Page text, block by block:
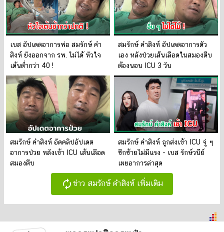
เบส อัปเดตอาการพ่อ สมรักษ์ คำ
สิงห์ ยังออกจาก รพ. ไม่ได้ หัวใจ
เต้นต่ำกว่า 40 !
สมรักษ์ คำสิงห์ อัปเดตอาการตัว
เอง หลังป่วยเส้นเลือดในสมองตีบ
ต้องนอน ICU 3 วัน
สมรักษ์ คำสิงห์ อัดคลิปอัปเดต
อาการป่วย หลังเข้า ICU เส้นเลือด
สมองตีบ
สมรักษ์ คำสิงห์ ถูกส่งเข้า ICU จู่ ๆ
ซีกซ้ายไม่มีแรง - เบส รักษ์วนีย์
เผยอาการล่าสุด
autorenew ข่าว สมรักษ์ คำสิงห์ เพิ่มเติม